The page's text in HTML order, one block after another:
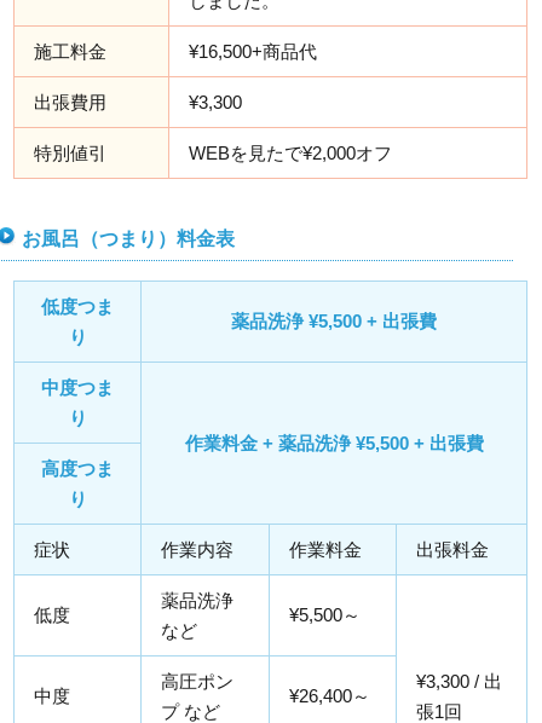
施工料金 ¥16,500+商品代
出張費用 ¥3,300
特別値引 WEBを見たで¥2,000オフ
お風呂（つまり）料金表
低度つま
り
薬品洗浄 ¥5,500 + 出張費
中度つま
り
作業料金 + 薬品洗浄 ¥5,500 + 出張費
高度つま
り
症状 作業内容 作業料金 出張料金
低度
薬品洗浄
など
¥5,500～
¥3,300 / 出
張1回
中度
高圧ポン
プ など
¥26,400～